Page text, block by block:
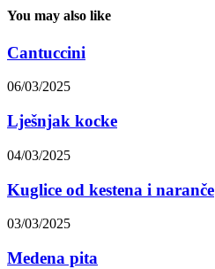
You may also like
Cantuccini
06/03/2025
Lješnjak kocke
04/03/2025
Kuglice od kestena i naranče
03/03/2025
Medena pita